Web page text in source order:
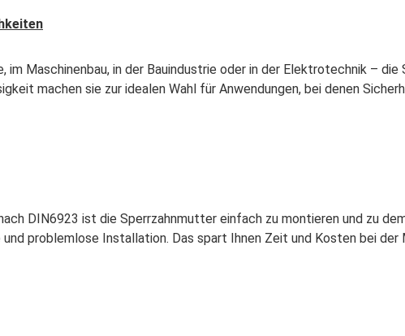
im Maschinenbau, in der Bauindustrie oder in der Elektrotechnik –
machen sie zur idealen Wahl für Anwendungen, bei denen
DIN6923 ist die Sperrzahnmutter einfach zu montieren und zu
problemlose Installation. Das spart Ihnen Zeit und Kosten bei der